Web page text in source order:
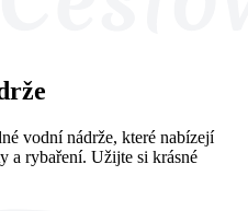
vodní nádrže, které nabízejí
a rybaření. Užijte si krásné